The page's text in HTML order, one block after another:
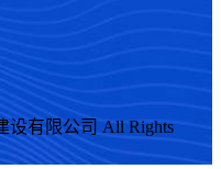
设有限公司 All Rights